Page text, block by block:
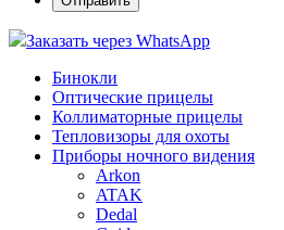
Заказать через WhatsApp
Бинокли
Оптические прицелы
Коллиматорные прицелы
Тепловизоры для охоты
Приборы ночного видения
Arkon
ATAK
Dedal